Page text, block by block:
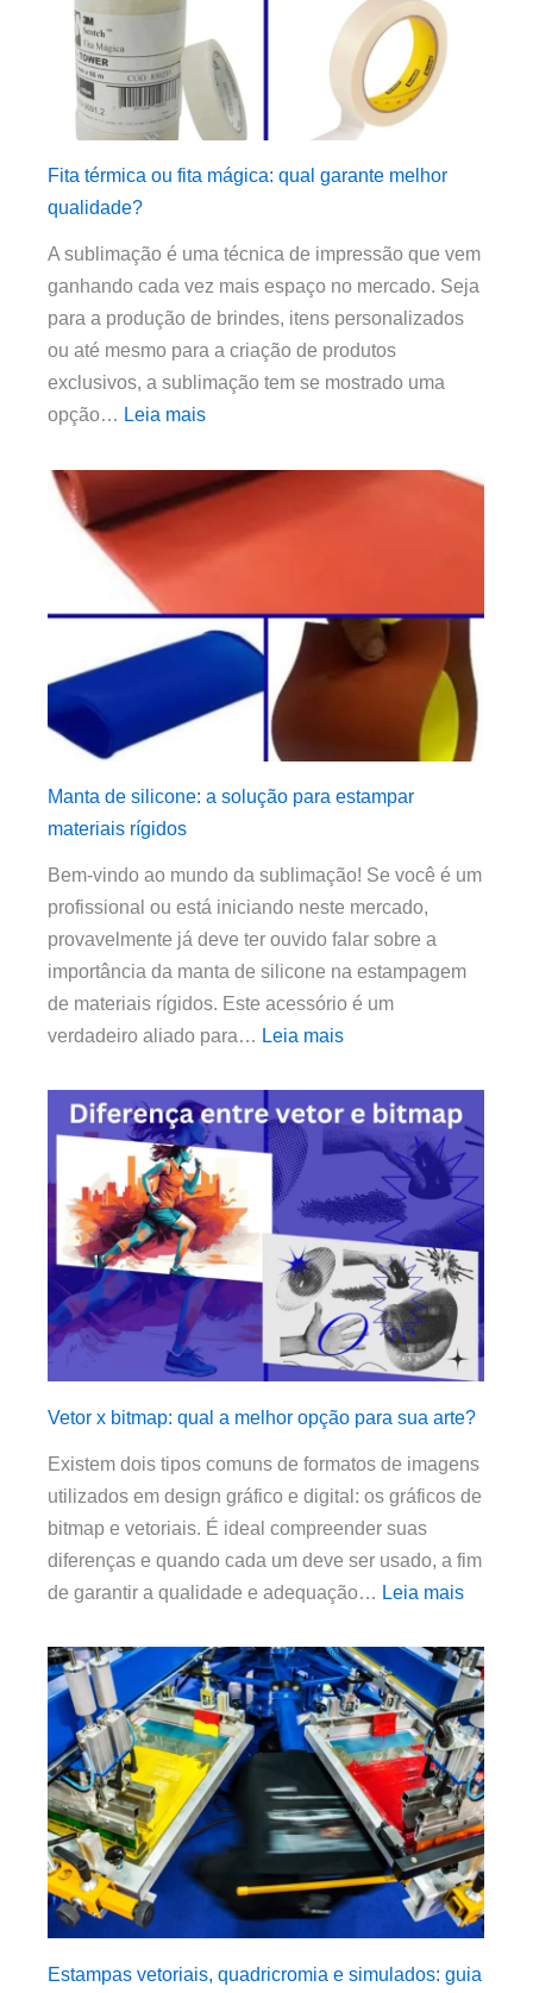
Fita térmica ou fita mágica: qual garante melhor
qualidade?
A sublimação é uma técnica de impressão que vem
ganhando cada vez mais espaço no mercado. Seja
para a produção de brindes, itens personalizados
ou até mesmo para a criação de produtos
exclusivos, a sublimação tem se mostrado uma
opção… Leia mais
Manta de silicone: a solução para estampar
materiais rígidos
Bem-vindo ao mundo da sublimação! Se você é um
profissional ou está iniciando neste mercado,
provavelmente já deve ter ouvido falar sobre a
importância da manta de silicone na estampagem
de materiais rígidos. Este acessório é um
verdadeiro aliado para… Leia mais
Vetor x bitmap: qual a melhor opção para sua arte?
Existem dois tipos comuns de formatos de imagens
utilizados em design gráfico e digital: os gráficos de
bitmap e vetoriais. É ideal compreender suas
diferenças e quando cada um deve ser usado, a fim
de garantir a qualidade e adequação… Leia mais
Estampas vetoriais, quadricromia e simulados: guia